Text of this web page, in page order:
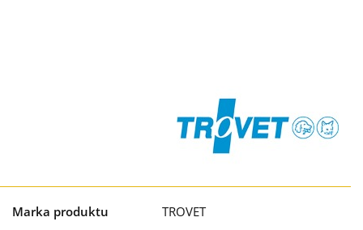
Marka produktu TROVET